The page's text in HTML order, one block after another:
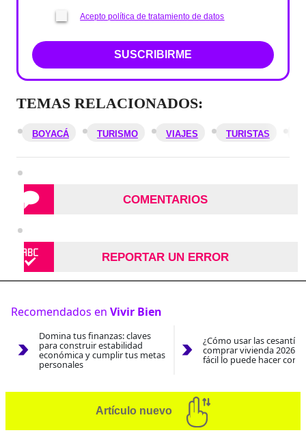
Acepto política de tratamiento de datos
SUSCRIBIRME
TEMAS RELACIONADOS:
BOYACÁ TURISMO VIAJES TURISTAS
COMENTARIOS
REPORTAR UN ERROR
Recomendados en Vivir Bien
Domina tus finanzas: claves
para construir estabilidad
económica y cumplir tus metas
personales
¿Cómo usar las
comprar vivienda 2026?
fácil lo puede hacer con
Artículo nuevo